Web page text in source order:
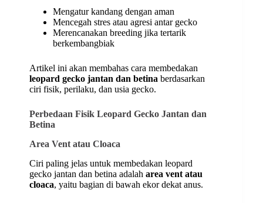
Mengatur kandang dengan aman
Mencegah stres atau agresi antar gecko
Merencanakan breeding jika tertarik
berkembangbiak
Artikel ini akan membahas cara membedakan
leopard gecko jantan dan betina berdasarkan
ciri fisik, perilaku, dan usia gecko.
Perbedaan Fisik Leopard Gecko Jantan dan
Betina
Area Vent atau Cloaca
Ciri paling jelas untuk membedakan leopard
gecko jantan dan betina adalah area vent atau
cloaca, yaitu bagian di bawah ekor dekat anus.